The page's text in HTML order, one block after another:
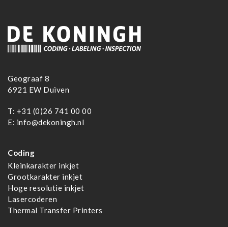
Geograaf 8
6921 EW Duiven
T: +31 (0)26 741 00 00
E: info@dekoningh.nl
Coding
Kleinkarakter inkjet
Grootkarakter inkjet
Hoge resolutie inkjet
Lasercoderen
Thermal Transfer Printers